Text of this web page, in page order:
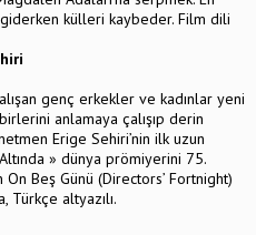
külleri kaybeder. Film dili
genç erkekler ve kadınlar yeni
anlamaya çalışıp derin
Erige Sehiri’nin ilk uzun
» dünya prömiyerini 75.
Beş Günü (Directors’ Fortnight)
Türkçe altyazılı.